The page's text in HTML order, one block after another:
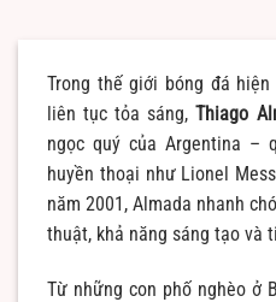
Trong thế giới bóng đá
liên tục tỏa sáng,Thiago
ngọc quý của Argentina –
huyền thoại như Lionel
năm 2001, Almada nhanh
thuật, khả năng sáng tạo và
Từ những con phố nghèo ở